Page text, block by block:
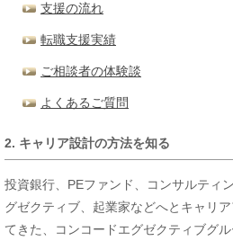
支援の流れ
転職支援実績
ご相談者の体験談
よくあるご質問
2. キャリア設計の方法を知る
投資銀行、PEファンド、コンサルティ
グゼクティブ、起業家などへとキャリ
てきた、コンコードエグゼクティブグ